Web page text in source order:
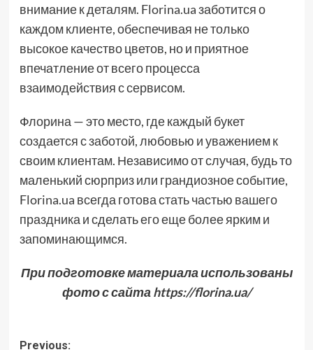
внимание к деталям. Florina.ua заботится о
каждом клиенте, обеспечивая не только
высокое качество цветов, но и приятное
впечатление от всего процесса
взаимодействия с сервисом.
Флорина — это место, где каждый букет
создается с заботой, любовью и уважением к
своим клиентам. Независимо от случая, будь то
маленький сюрприз или грандиозное событие,
Florina.ua всегда готова стать частью вашего
праздника и сделать его еще более ярким и
запоминающимся.
При подготовке материала использованы
фото с сайта https://florina.ua/
Previous: